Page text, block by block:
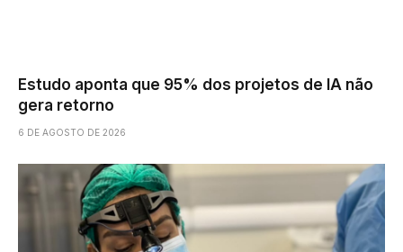
Estudo aponta que 95% dos projetos de IA não
gera retorno
6 DE AGOSTO DE 2026